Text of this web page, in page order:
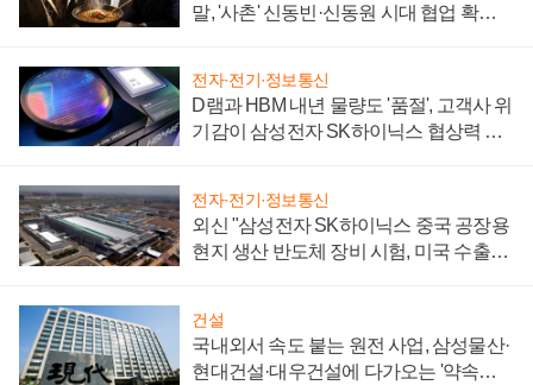
말, '사촌' 신동빈·신동원 시대 협업 확대
전자·전기·정보통신
D램과 HBM 내년 물량도 '품절', 고객사 위
기감이 삼성전자 SK하이닉스 협상력 더
전자·전기·정보통신
외신 "삼성전자 SK하이닉스 중국 공장용
현지 생산 반도체 장비 시험, 미국 수출통
건설
국내외서 속도 붙는 원전 사업, 삼성물산·
현대건설·대우건설에 다가오는 '약속의